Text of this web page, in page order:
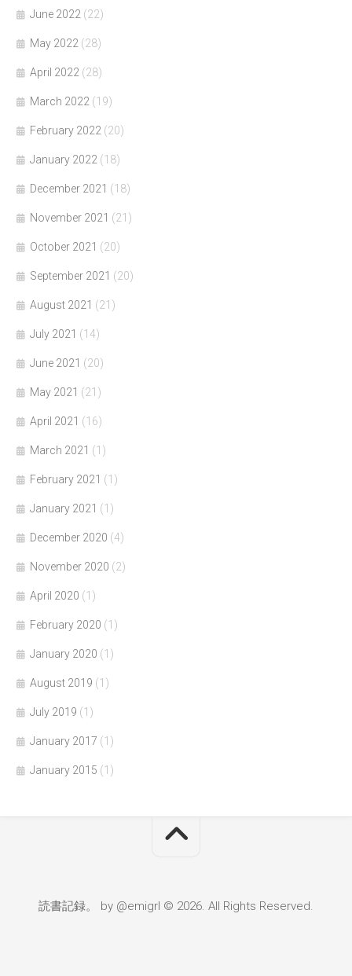
June 2022 (22)
May 2022 (28)
April 2022 (28)
March 2022 (19)
February 2022 (20)
January 2022 (18)
December 2021 (18)
November 2021 (21)
October 2021 (20)
September 2021 (20)
August 2021 (21)
July 2021 (14)
June 2021 (20)
May 2021 (21)
April 2021 (16)
March 2021 (1)
February 2021 (1)
January 2021 (1)
December 2020 (4)
November 2020 (2)
April 2020 (1)
February 2020 (1)
January 2020 (1)
August 2019 (1)
July 2019 (1)
January 2017 (1)
January 2015 (1)
読書記録。 by @emigrl © 2026. All Rights Reserved.